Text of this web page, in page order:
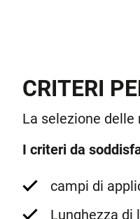
CRITERI
La selezione
I criteri da
campi di
Lunghezza di